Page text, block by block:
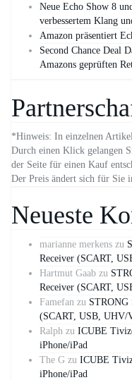
Neue Echo Show 8
verbessertem Klang
Amazon präsentiert
Second Chance Deal
Amazons geprüften
*Hinweis: In einzelnen
Durch einen Klick gelangen
der Seite für einen Kauf
Der Preis ändert sich für Sie
Neueste
marianne merkens zu
Receiver (SCART,
Hartmut Gaab zu
Receiver (SCART,
Famefan zu STRONG
(SCART, USB, UHV/
Ralph zu ICUBE
iPhone/iPad
The G zu ICUBE
iPhone/iPad